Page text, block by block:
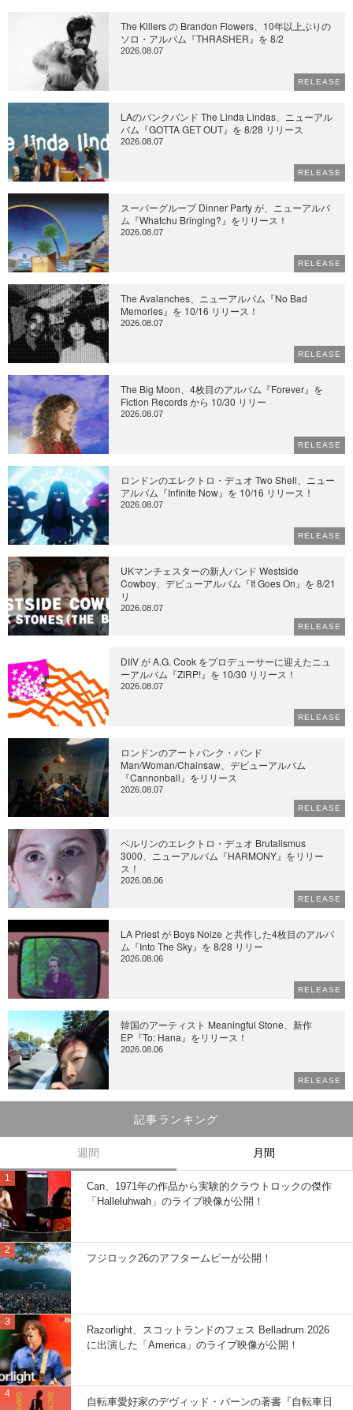
The Killers の Brandon Flowers、10年以上ぶりの
ソロ・アルバム『THRASHER』を 8/2
2026.08.07
RELEASE
LAのパンクバンド The Linda Lindas、ニューアル
バム『GOTTA GET OUT』を 8/28 リリース
2026.08.07
RELEASE
スーパーグループ Dinner Party が、ニューアルバ
ム『Whatchu Bringing?』をリリース！
2026.08.07
RELEASE
The Avalanches、ニューアルバム『No Bad
Memories』を 10/16 リリース！
2026.08.07
RELEASE
The Big Moon、4枚目のアルバム『Forever』を
Fiction Records から 10/30 リリー
2026.08.07
RELEASE
ロンドンのエレクトロ・デュオ Two Shell、ニュー
アルバム『Infinite Now』を 10/16 リリース！
2026.08.07
RELEASE
UKマンチェスターの新人バンド Westside
Cowboy、デビューアルバム『It Goes On』を 8/21
リ
2026.08.07
RELEASE
DIIV が A.G. Cook をプロデューサーに迎えたニュ
ーアルバム『ZIRP!』を 10/30 リリース！
2026.08.07
RELEASE
ロンドンのアートパンク・バンド
Man/Woman/Chainsaw、デビューアルバム
『Cannonball』をリリース
2026.08.07
RELEASE
ベルリンのエレクトロ・デュオ Brutalismus
3000、ニューアルバム『HARMONY』をリリー
ス！
2026.08.06
RELEASE
LA Priest が Boys Noize と共作した4枚目のアルバ
ム『Into The Sky』を 8/28 リリー
2026.08.06
RELEASE
韓国のアーティスト Meaningful Stone、新作
EP『To: Hana』をリリース！
2026.08.06
RELEASE
記事ランキング
週間 月間
Can、1971年の作品から実験的クラウトロックの傑作
「Halleluhwah」のライブ映像が公開！
フジロック26のアフタームビーが公開！
Razorlight、スコットランドのフェス Belladrum 2026
に出演した「America」のライブ映像が公開！
自転車愛好家のデヴィッド・バーンの著書『自転車日